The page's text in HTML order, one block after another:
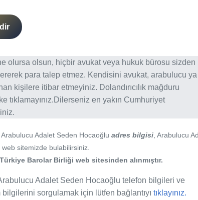
olursa olsun, hiçbir avukat veya hukuk bürosu sizden
para talep etmez. Kendisini avukat, arabulucu
kişilere itibar etmeyiniz. Dolandırıcılık mağduru
tıklamayınız.Dilerseniz en yakın Cumhuriyet
, Arabulucu Adalet Seden Hocaoğlu adres bilgisi , Arabulucu
sitemizde bulabilirsiniz.
Barolar Birliği web sitesinden alınmıştır.
Adalet Seden Hocaoğlu telefon bilgileri ve
sorgulamak için lütfen bağlantıyı tıklayınız.